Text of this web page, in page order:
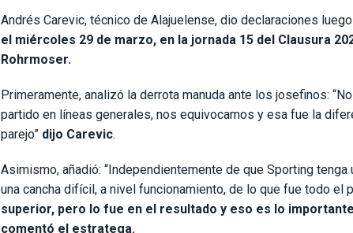
Andrés Carevic, técnico de Alajuelense, dio declaraciones
el miércoles 29 de marzo, en la jornada 15 del Clausura
Rohrmoser.
Primeramente, analizó la derrota manuda ante los josefinos:
partido en líneas generales, nos equivocamos y esa fue la
parejo” dijo Carevic.
Asimismo, añadió: “Independientemente de que Sporting
una cancha difícil, a nivel funcionamiento, de lo que fue todo el
superior, pero lo fue en el resultado y eso es lo
comentó el estratega.